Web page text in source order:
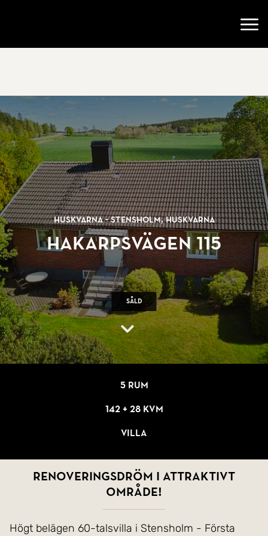
Huskvarna - Stensholm, Huskvarna
Hakarpsvägen 115
Såld
5 rum
142 + 28 kvm
Villa
Renoveringsdröm i attraktivt
område!
Högt belägen 60-talsvilla i Stensholm - Första